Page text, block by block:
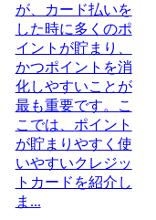
が、カード払いを
した時に多くのポ
イントが貯まり、
かつポイントを消
化しやすいことが
最も重要です。こ
こでは、ポイント
が貯まりやすく使
いやすいクレジッ
トカードを紹介し
ま...